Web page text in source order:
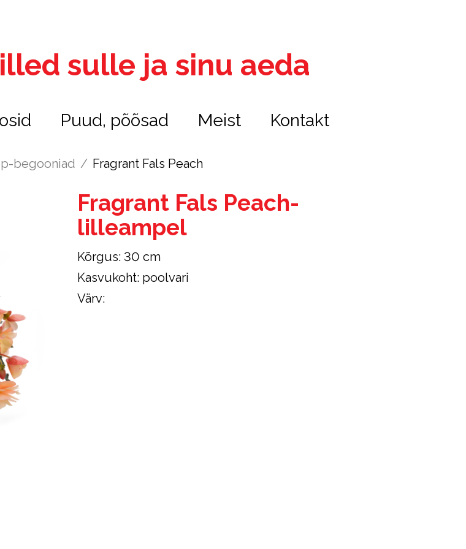
sulle ja sinu aeda
Puud, põõsad Meist Kontakt
begooniad / Fragrant Fals Peach
Fragrant Fals Peach-
lilleampel
Kõrgus: 30 cm
Kasvukoht: poolvari
Värv: